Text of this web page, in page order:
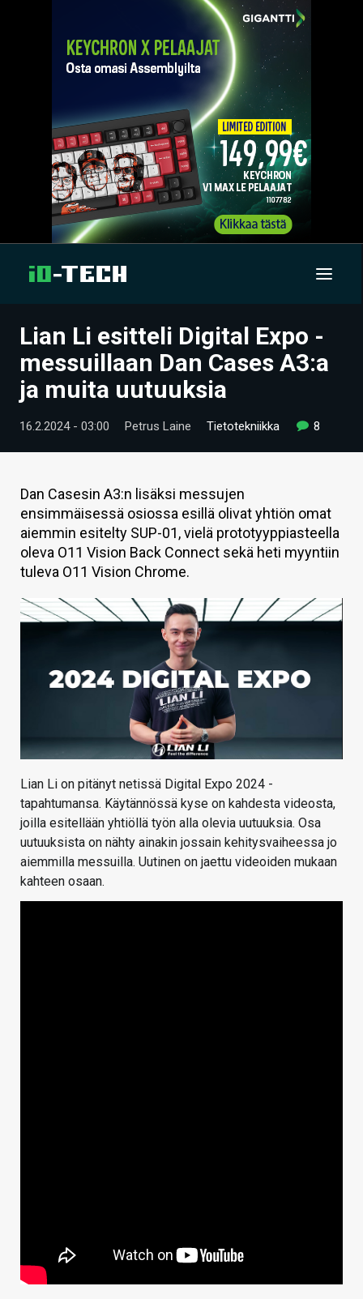
UUTISET
ARTIKKELIT
VIDEOT
TECHBBS
TIETOA
HINTA.FI
KAUPPA
HAKU
Lian Li esitteli Digital Expo -
messuillaan Dan Cases A3:a
ja muita uutuuksia
16.2.2024 - 03:00 Petrus Laine Tietotekniikka 8
Dan Casesin A3:n lisäksi messujen
ensimmäisessä osiossa esillä olivat yhtiön omat
aiemmin esitelty SUP-01, vielä prototyyppiasteella
oleva O11 Vision Back Connect sekä heti myyntiin
tuleva O11 Vision Chrome.
Lian Li on pitänyt netissä Digital Expo 2024 -
tapahtumansa. Käytännössä kyse on kahdesta videosta,
joilla esitellään yhtiöllä työn alla olevia uutuuksia. Osa
uutuuksista on nähty ainakin jossain kehitysvaiheessa jo
aiemmilla messuilla. Uutinen on jaettu videoiden mukaan
kahteen osaan.